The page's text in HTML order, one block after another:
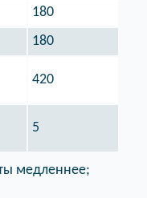
180
180
420
5
медленнее;